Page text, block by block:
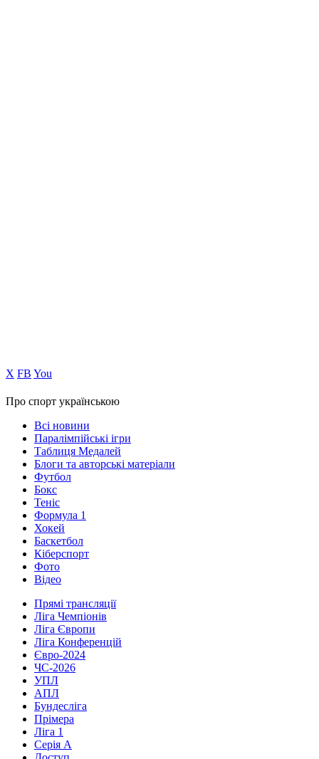
Х FB You
Про спорт українською
Всі новини
Паралімпійські ігри
Таблиця Медалей
Блоги та авторські матеріали
Футбол
Бокс
Теніс
Формула 1
Хокей
Баскетбол
Кіберспорт
Фото
Відео
Прямі трансляції
Ліга Чемпіонів
Ліга Європи
Ліга Конференцій
Євро-2024
ЧС-2026
УПЛ
АПЛ
Бундесліга
Прімера
Ліга 1
Серія А